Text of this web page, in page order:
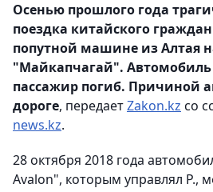
Осенью прошлого года
поездка китайского
попутной машине из Алтая
"Майкапчагай". Автомобиль
пассажир погиб. Причиной
дороге, передаетZakon.kz со
news.kz.
28 октября 2018 года
Avalon", которым управлял Р.,